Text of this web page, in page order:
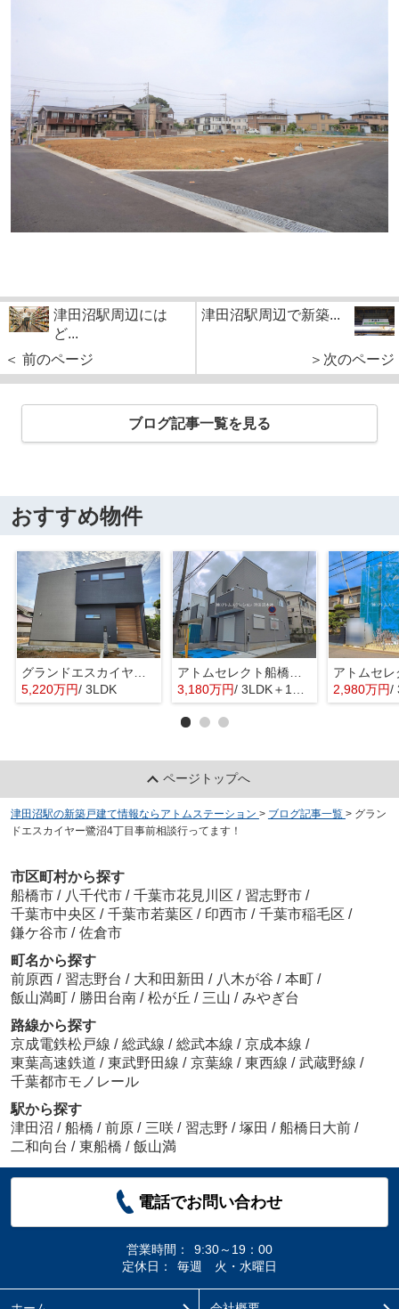
津田沼駅周辺には
ど...
＜ 前のページ
津田沼駅周辺で新築...
＞次のページ
ブログ記事一覧を見る
おすすめ物件
5,220万円/ 3LDK
3,180万円/ 3LDK＋1S(納戸) 2,980万円/
ページトップへ
津田沼駅の新築戸建て情報ならアトムステーション > ブログ記事一覧 > グラン
ドエスカイヤー鷺沼4丁目事前相談行ってます！
市区町村から探す
船橋市 / 八千代市 / 千葉市花見川区 / 習志野市 /
千葉市中央区 / 千葉市若葉区 / 印西市 / 千葉市稲毛区 /
鎌ケ谷市 / 佐倉市
町名から探す
前原西 / 習志野台 / 大和田新田 / 八木が谷 / 本町 /
飯山満町 / 勝田台南 / 松が丘 / 三山 / みやぎ台
路線から探す
京成電鉄松戸線 / 総武線 / 総武本線 / 京成本線 /
東葉高速鉄道 / 東武野田線 / 京葉線 / 東西線 / 武蔵野線 /
千葉都市モノレール
駅から探す
津田沼 / 船橋 / 前原 / 三咲 / 習志野 / 塚田 / 船橋日大前 /
二和向台 / 東船橋 / 飯山満
電話でお問い合わせ
営業時間：
9:30～19：00
定休日：
毎週 火・水曜日